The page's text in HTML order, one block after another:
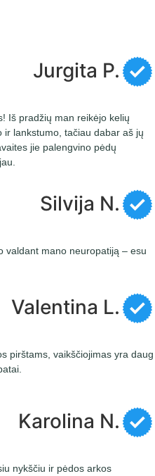
Jurgita P.
Iš pradžių man reikėjo kelių
lankstumo, tačiau dabar aš jų
jie palengvino pėdų
Silvija N.
valdant mano neuropatiją – esu
Valentina L.
pirštams, vaikščiojimas yra daug
Karolina N.
nykščiu ir pėdos arkos